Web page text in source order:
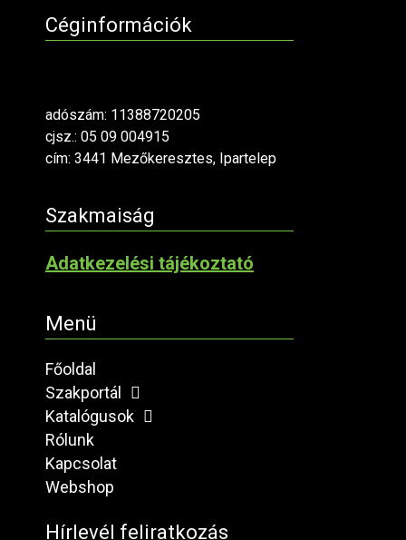
Céginformációk
adószám: 11388720205
cjsz.: 05 09 004915
cím: 3441 Mezőkeresztes, Ipartelep
Szakmaiság
Adatkezelési tájékoztató
Menü
Főoldal
Szakportál
Katalógusok
Rólunk
Kapcsolat
Webshop
Hírlevél feliratkozás